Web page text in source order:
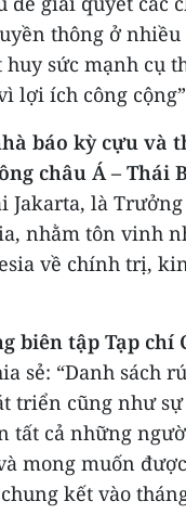
thông ở
huy sức mạnh cụ
lợi ích công
báo kỳ cựu và
châu Á – Thái
Jakarta, là
nhằm tôn vinh
về chính trị,
biên tập Tạp
sẻ: “Danh sách
triển cũng như
cả những
mong muốn
kết vào